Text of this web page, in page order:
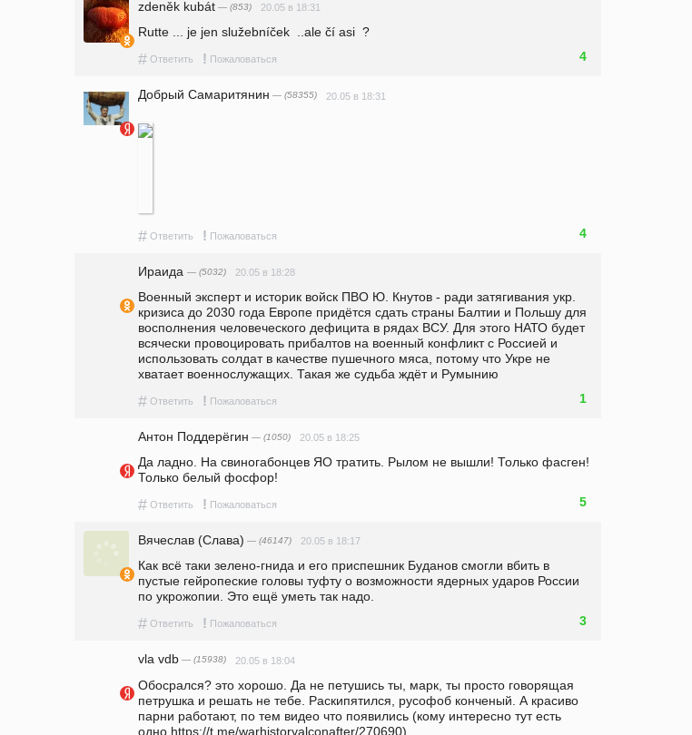
zdeněk kubát — (853) 20.05 в 18:31
Rutte ... je jen služebníček  ..ale čí asi  ?
# Ответить ! Пожаловаться 4
Добрый Самаритянин — (58355) 20.05 в 18:31
# Ответить ! Пожаловаться 4
Ираида — (5032) 20.05 в 18:28
Военный эксперт и историк войск ПВО Ю. Кнутов - ради затягивания укр.
кризиса до 2030 года Европе придётся сдать страны Балтии и Польшу для
восполнения человеческого дефицита в рядах ВСУ. Для этого НАТО будет
всячески провоцировать прибалтов на военный конфликт с Россией и
использовать солдат в качестве пушечного мяса, потому что Укре не
хватает военнослужащих. Такая же судьба ждёт и Румынию
# Ответить ! Пожаловаться 1
Антон Поддерёгин — (1050) 20.05 в 18:25
Да ладно. На свиногабонцев ЯО тратить. Рылом не вышли! Только фасген!
Только белый фосфор!
# Ответить ! Пожаловаться 5
Вячеслав (Слава) — (46147) 20.05 в 18:17
Как всё таки зелено-гнида и его приспешник Буданов смогли вбить в
пустые гейропеские головы туфту о возможности ядерных ударов России
по укрожопии. Это ещё уметь так надо.
# Ответить ! Пожаловаться 3
vla vdb — (15938) 20.05 в 18:04
Обосрался? это хорошо. Да не петушись ты, марк, ты просто говорящая
петрушка и решать не тебе. Раскипятился, русофоб конченый. А красиво
парни работают, по тем видео что появились (кому интересно тут есть
одно https://t.me/warhistoryalconafter/270690)